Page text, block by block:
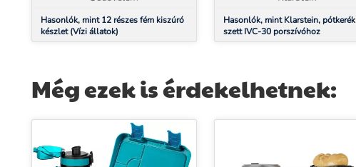
Hasonlók, mint 12 részes fém kiszúró
készlet (Vízi állatok)
Hasonlók, mint Klarstein, pótkerék
szett IVC-30 porszívóhoz
Még ezek is érdekelhetnek: